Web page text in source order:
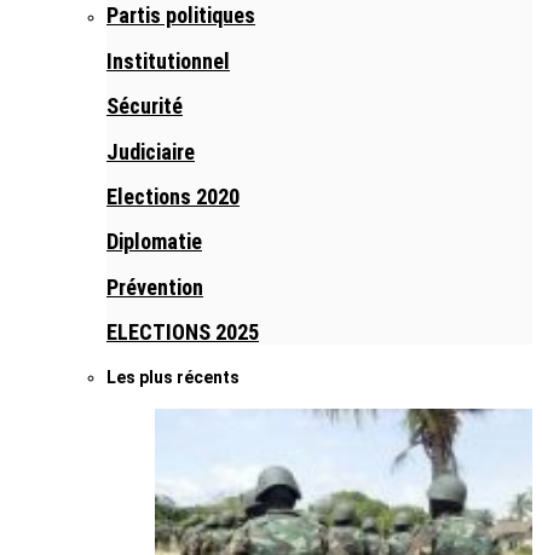
Partis politiques
Institutionnel
Sécurité
Judiciaire
Elections 2020
Diplomatie
Prévention
ELECTIONS 2025
Les plus récents